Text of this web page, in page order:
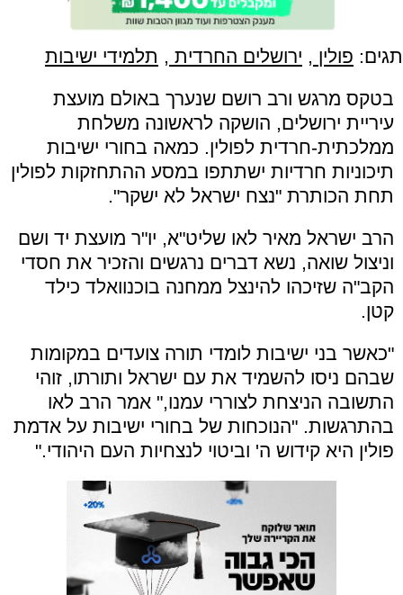
תגים: פולין , ירושלים החרדית , תלמידי ישיבות
בטקס מרגש ורב רושם שנערך באולם מועצת
עיריית ירושלים, הושקה לראשונה משלחת
ממלכתית-חרדית לפולין. כמאה בחורי ישיבות
תיכוניות חרדיות ישתתפו במסע ההתחזקות לפולין
תחת הכותרת "נצח ישראל לא ישקר".
הרב ישראל מאיר לאו שליט"א, יו"ר מועצת יד ושם
וניצול שואה, נשא דברים נרגשים והזכיר את חסדי
הקב"ה שזיכהו להינצל ממחנה בוכנוואלד כילד
קטן.
"כאשר בני ישיבות לומדי תורה צועדים במקומות
שבהם ניסו להשמיד את עם ישראל ותורתו, זוהי
התשובה הניצחת לצוררי עמנו," אמר הרב לאו
בהתרגשות. "הנוכחות של בחורי ישיבות על אדמת
פולין היא קידוש ה' וביטוי לנצחיות העם היהודי."